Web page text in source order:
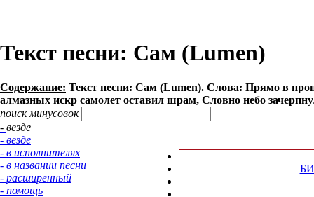
Текст песни: Сам (Lumen)
Содержание: Текст песни: Сам (Lumen). Слова: Прямо в
алмазных искр самолет оставил шрам, Словно небо
поиск минусовок
- везде
- везде
- в исполнителях
- в названии песни
- расширенный
- помощь